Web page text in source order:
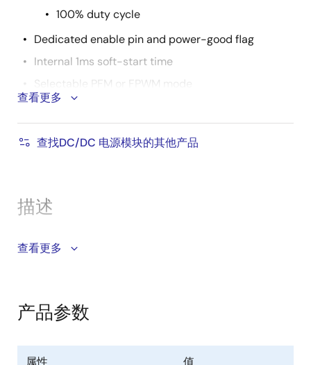
100% duty cycle
Dedicated enable pin and power-good flag
Internal 1ms soft-start time
Selectable PFM or FPWM mode
Soft-stop output discharge
UVLO, OCP, negative OCP, OVP, and OTP
Compact RoHS compliant
3mm×3mm×1.08mm (1.15mm Max) dual flat no-
查看更多
查找DC/DC 电源模块的其他产品
描述
The RAA210030 power module is a compact, single-
2.7V to 5.5V input power rail and integrating the
the RAA210030 is optimized for space-constrained
查看更多
产品参数
属性 值